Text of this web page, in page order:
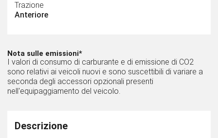
Trazione
Anteriore
Nota sulle emissioni*
I valori di consumo di carburante e di emissione di CO2
sono relativi ai veicoli nuovi e sono suscettibili di variare a
seconda degli accessori opzionali presenti
nell'equipaggiamento del veicolo.
Descrizione